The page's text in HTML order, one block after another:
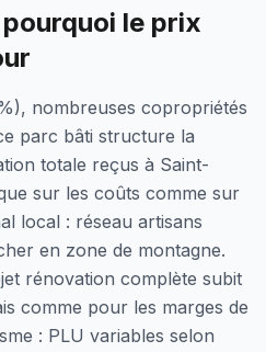
le prix
nombreuses copropriétés
parc bâti structure la
totale reçus à Saint-
sur les coûts comme sur
local : réseau artisans
en zone de montagne.
rénovation complète subit
comme pour les marges de
: PLU variables selon